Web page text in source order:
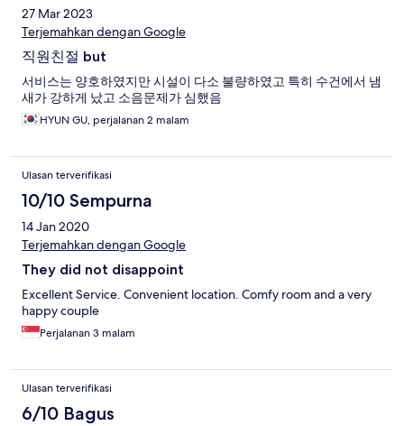
27 Mar 2023
Terjemahkan dengan Google
직원친절 but
서비스는 양호하였지만 시설이 다소 불량하였고 특히 수건에서 냄
새가 강하게 났고 소음문제가 심했음
HYUN GU, perjalanan 2 malam
Ulasan terverifikasi
10/10 Sempurna
14 Jan 2020
Terjemahkan dengan Google
They did not disappoint
Excellent Service. Convenient location. Comfy room and a very
happy couple
Perjalanan 3 malam
Ulasan terverifikasi
6/10 Bagus